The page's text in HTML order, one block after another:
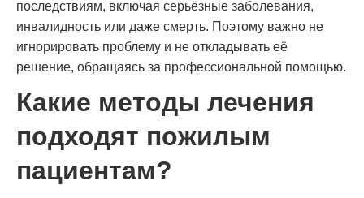
последствиям, включая серьёзные заболевания,
инвалидность или даже смерть. Поэтому важно не
игнорировать проблему и не откладывать её
решение, обращаясь за профессиональной помощью.
Какие методы лечения
подходят пожилым
пациентам?